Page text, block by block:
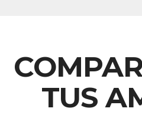
TUS